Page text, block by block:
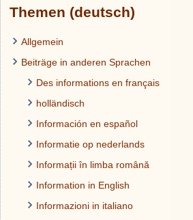
Themen (deutsch)
Allgemein
Beiträge in anderen Sprachen
Des informations en français
holländisch
Información en español
Informatie op nederlands
Informații în limba română
Information in English
Informazioni in italiano